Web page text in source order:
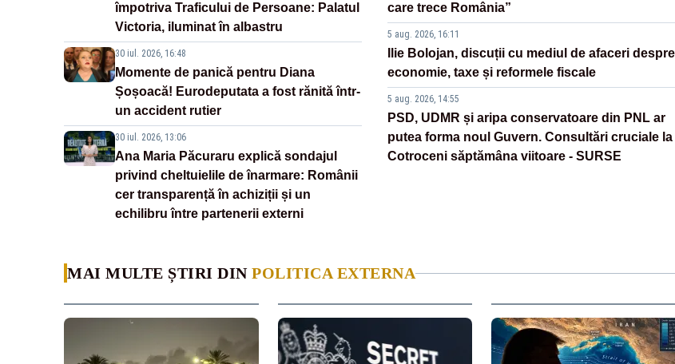
împotriva Traficului de Persoane: Palatul
Victoria, iluminat în albastru
30 iul. 2026, 16:48
Momente de panică pentru Diana
Șoșoacă! Eurodeputata a fost rănită într-
un accident rutier
30 iul. 2026, 13:06
Ana Maria Păcuraru explică sondajul
privind cheltuielile de înarmare: Românii
cer transparență în achiziții și un
echilibru între partenerii externi
care trece România”
5 aug. 2026, 16:11
Ilie Bolojan, discuții cu mediul de afaceri despre
economie, taxe și reformele fiscale
5 aug. 2026, 14:55
PSD, UDMR și aripa conservatoare din PNL ar
putea forma noul Guvern. Consultări cruciale la
Cotroceni săptămâna viitoare - SURSE
MAI MULTE ȘTIRI DIN POLITICA EXTERNA